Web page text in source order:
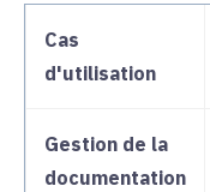
Cas
d'utilisation
Gestion de la
documentation